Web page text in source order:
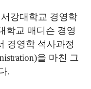
강대학교 경영학
학교 매디슨 경영
경영학 석사과정
을 마친 그
.